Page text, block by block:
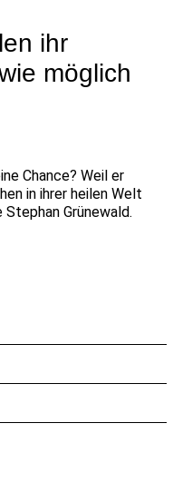
ihr
möglich
Chance? Weil er
in ihrer heilen Welt
Grünewald.